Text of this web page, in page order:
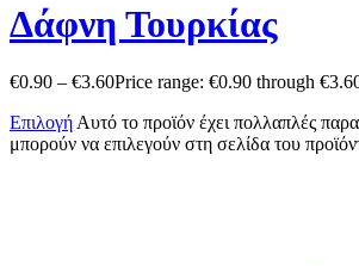
Δάφνη Τουρκίας
€0.90 – €3.60Price range: €0.90 through
Επιλογή Αυτό το προϊόν έχει πολλαπλές
μπορούν να επιλεγούν στη σελίδα του